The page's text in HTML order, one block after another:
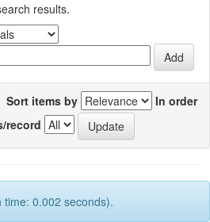
results.
Sort items by
In order
record
0.002 seconds).